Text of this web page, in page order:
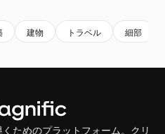
建物 トラベル 細部
ためのプラットフォーム。クリ